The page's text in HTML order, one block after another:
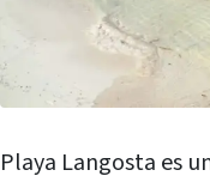
Playa Langosta es